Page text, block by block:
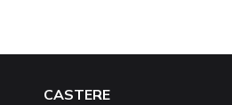
CASTERE